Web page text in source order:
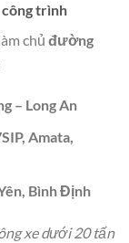
trình
chủ đường
– Long An
Amata,
Bình Định
xe dưới 20 tấn